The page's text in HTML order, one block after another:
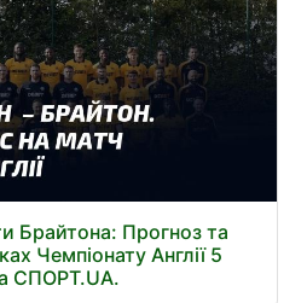
Брайтона: Прогноз та
Чемпіонату Англії 5
СПОРТ.UA.